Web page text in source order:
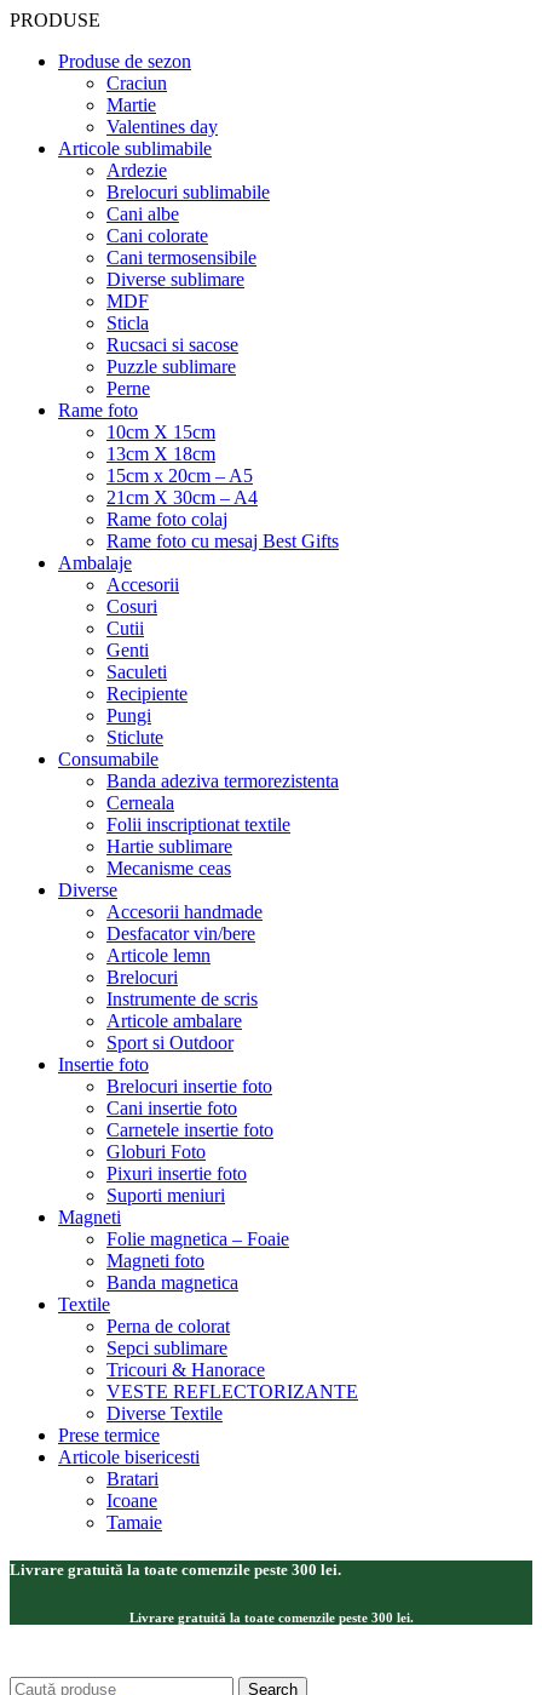
PRODUSE
Produse de sezon
Craciun
Martie
Valentines day
Articole sublimabile
Ardezie
Brelocuri sublimabile
Cani albe
Cani colorate
Cani termosensibile
Diverse sublimare
MDF
Sticla
Rucsaci si sacose
Puzzle sublimare
Perne
Rame foto
10cm X 15cm
13cm X 18cm
15cm x 20cm – A5
21cm X 30cm – A4
Rame foto colaj
Rame foto cu mesaj Best Gifts
Ambalaje
Accesorii
Cosuri
Cutii
Genti
Saculeti
Recipiente
Pungi
Sticlute
Consumabile
Banda adeziva termorezistenta
Cerneala
Folii inscriptionat textile
Hartie sublimare
Mecanisme ceas
Diverse
Accesorii handmade
Desfacator vin/bere
Articole lemn
Brelocuri
Instrumente de scris
Articole ambalare
Sport si Outdoor
Insertie foto
Brelocuri insertie foto
Cani insertie foto
Carnetele insertie foto
Globuri Foto
Pixuri insertie foto
Suporti meniuri
Magneti
Folie magnetica – Foaie
Magneti foto
Banda magnetica
Textile
Perna de colorat
Sepci sublimare
Tricouri & Hanorace
VESTE REFLECTORIZANTE
Diverse Textile
Prese termice
Articole bisericesti
Bratari
Icoane
Tamaie
Livrare gratuită la toate comenzile peste 300 lei.
Livrare gratuită la toate comenzile peste 300 lei.
Search